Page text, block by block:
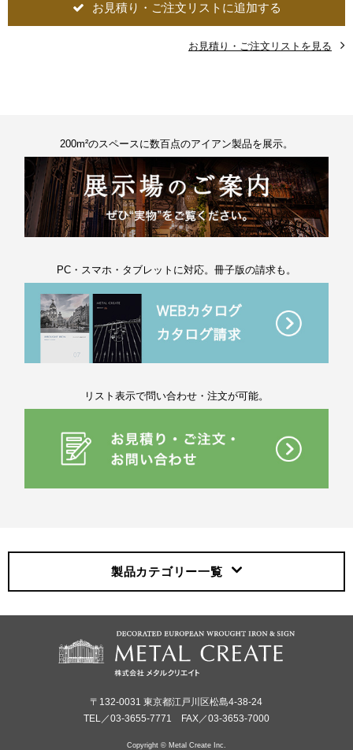
お見積り・ご注文リストに追加する
お見積り・ご注文リストを見る
200m²のスペースに数百点のアイアン製品を展示。
PC・スマホ・タブレットに対応。冊子版の請求も。
リスト表示で問い合わせ・注文が可能。
製品カテゴリー一覧
〒132-0031 東京都江戸川区松島4-38-24
TEL／03-3655-7771 FAX／03-3653-7000
Copyright © Metal Create Inc.